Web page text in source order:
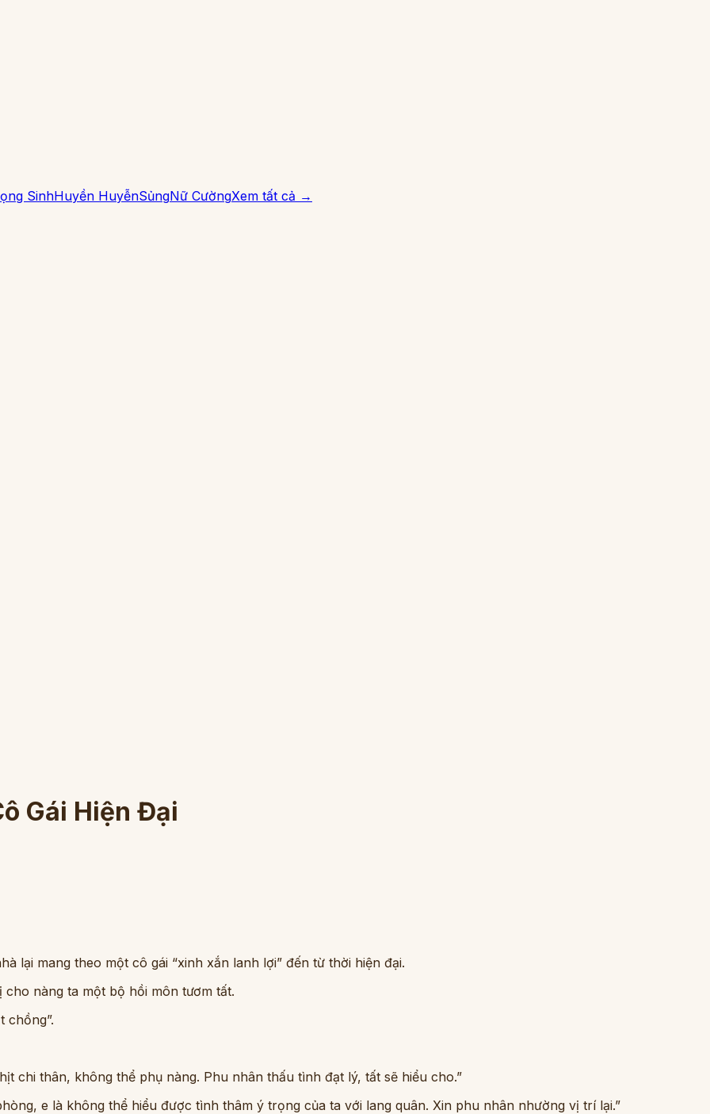
SinhHuyền HuyễnSủngNữ CườngXem tất cả →
Gái Hiện Đại
lại mang theo một cô gái “xinh xắn lanh lợi” đến từ thời hiện đại.
nàng ta một bộ hồi môn tươm tất.
chồng”.
chi thân, không thể phụ nàng. Phu nhân thấu tình đạt lý, tất sẽ hiểu cho.”
e là không thể hiểu được tình thâm ý trọng của ta với lang quân. Xin phu nhân nhường vị trí lại.”